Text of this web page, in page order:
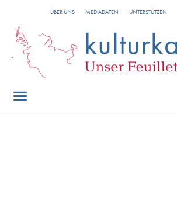
ÜBER UNS MEDIADATEN UNTERSTÜTZEN